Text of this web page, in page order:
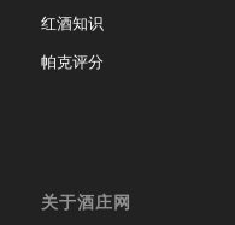
红酒知识
帕克评分
关于酒庄网